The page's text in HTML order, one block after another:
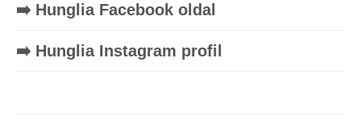
➡️ Hunglia Facebook oldal
➡️ Hunglia Instagram profil